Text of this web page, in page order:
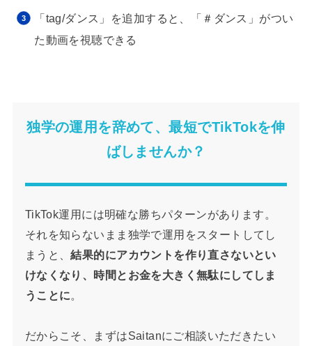
「tag/ダンス」を追加すると、「＃ダンス」がつい
た動画を視聴できる
独学の運用を辞めて、最短でTikTokを伸
ばしませんか？
TikTok運用には明確な勝ちパターンがあります。
それを知らないまま独学で運用をスタートしてし
まうと、結果的にアカウントを作り直さないとい
けなくなり、時間とお金を大きく無駄にしてしま
うことに。
だからこそ、まずはSaitanにご相談いただきたい